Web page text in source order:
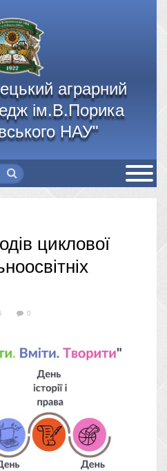
аграрний
ім.В.Порика
НАУ"
циклової
0